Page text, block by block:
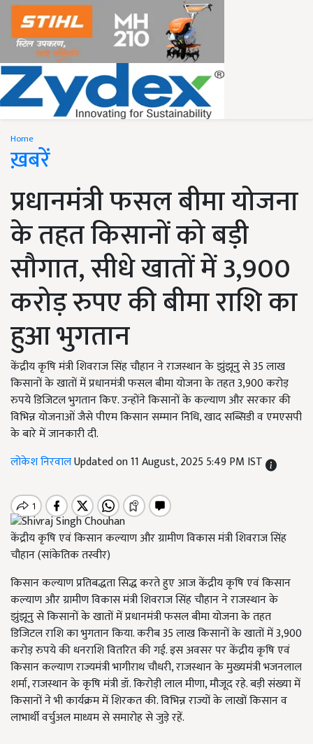
Home
ख़बरें
प्रधानमंत्री फसल बीमा योजना
के तहत किसानों को बड़ी
सौगात, सीधे खातों में 3,900
करोड़ रुपए की बीमा राशि का
हुआ भुगतान
केंद्रीय कृषि मंत्री शिवराज सिंह चौहान ने राजस्थान के झुंझूनु से 35 लाख
किसानों के खातों में प्रधानमंत्री फसल बीमा योजना के तहत 3,900 करोड़
रुपये डिजिटल भुगतान किए. उन्होंने किसानों के कल्याण और सरकार की
विभिन्न योजनाओं जैसे पीएम किसान सम्मान निधि, खाद सब्सिडी व एमएसपी
के बारे में जानकारी दी.
लोकेश निरवालUpdated on 11 August, 2025 5:49 PM IST
केंद्रीय कृषि एवं किसान कल्याण और ग्रामीण विकास मंत्री शिवराज सिंह
चौहान (सांकेतिक तस्वीर)
किसान कल्याण प्रतिबद्धता सिद्ध करते हुए आज केंद्रीय कृषि एवं किसान
कल्याण और ग्रामीण विकास मंत्री शिवराज सिंह चौहान ने राजस्थान के
झुंझूनु से किसानों के खातों में प्रधानमंत्री फसल बीमा योजना के तहत
डिजिटल राशि का भुगतान किया. करीब 35 लाख किसानों के खातों में 3,900
करोड़ रुपये की धनराशि वितरित की गई. इस अवसर पर केंद्रीय कृषि एवं
किसान कल्याण राज्यमंत्री भागीराथ चौधरी, राजस्थान के मुख्यमंत्री भजनलाल
शर्मा, राजस्थान के कृषि मंत्री डॉ. किरोड़ी लाल मीणा, मौजूद रहे. बड़ी संख्या में
किसानों ने भी कार्यक्रम में शिरकत की. विभिन्न राज्यों के लाखों किसान व
लाभार्थी वर्चुअल माध्यम से समारोह से जुड़े रहें.